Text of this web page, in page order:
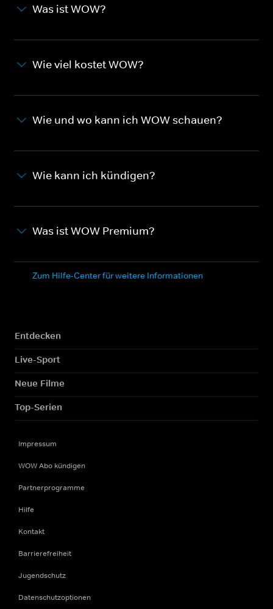
Was ist WOW?
Wie viel kostet WOW?
Wie und wo kann ich WOW schauen?
Wie kann ich kündigen?
Was ist WOW Premium?
Zum Hilfe-Center für weitere Informationen
Entdecken
Live-Sport
Neue Filme
Top-Serien
Impressum
WOW Abo kündigen
Partnerprogramme
Hilfe
Kontakt
Barrierefreiheit
Jugendschutz
Datenschutzoptionen